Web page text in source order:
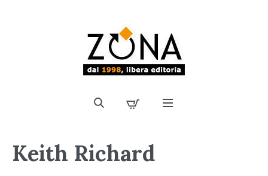
Keith Richard